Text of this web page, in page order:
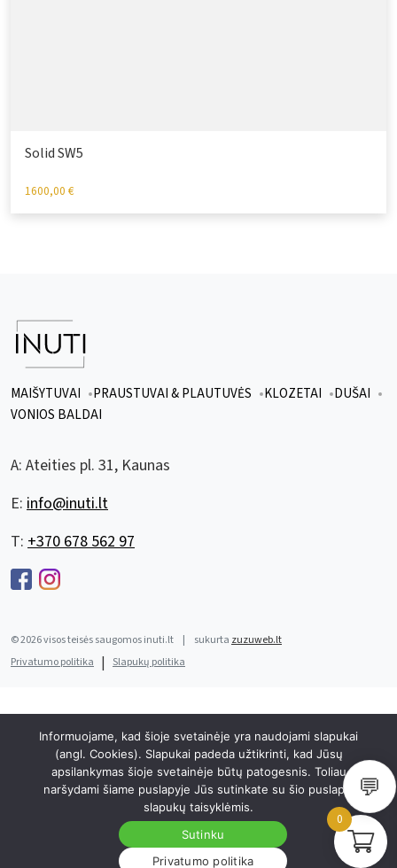
Solid SW5
1600,00 €
MAIŠYTUVAI PRAUSTUVAI & PLAUTUVĖS KLOZETAI
DUŠAI
VONIOS BALDAI
A: Ateities pl. 31, Kaunas
E: info@inuti.lt
T: +370 678 562 97
© 2026 visos teisės saugomos inuti.lt | sukurta zuzuweb.lt
Privatumo politika | Slapukų politika
0
Informuojame, kad šioje svetainėje yra naudojami slapukai
(angl. Cookies). Slapukai padeda užtikrinti, kad Jūsų
apsilankymas šioje svetainėje būtų patogesnis. Toliau
naršydami šiame puslapyje Jūs sutinkate su šio puslapio
slapukų taisyklėmis.
Sutinku
Privatumo politika
💬